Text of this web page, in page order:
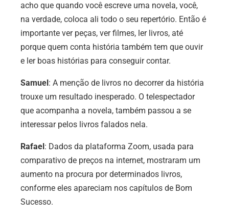
acho que quando você escreve uma novela, você,
na verdade, coloca ali todo o seu repertório. Então é
importante ver peças, ver filmes, ler livros, até
porque quem conta história também tem que ouvir
e ler boas histórias para conseguir contar.
Samuel : A menção de livros no decorrer da história
trouxe um resultado inesperado. O telespectador
que acompanha a novela, também passou a se
interessar pelos livros falados nela.
Rafael : Dados da plataforma Zoom, usada para
comparativo de preços na internet, mostraram um
aumento na procura por determinados livros,
conforme eles apareciam nos capítulos de Bom
Sucesso.